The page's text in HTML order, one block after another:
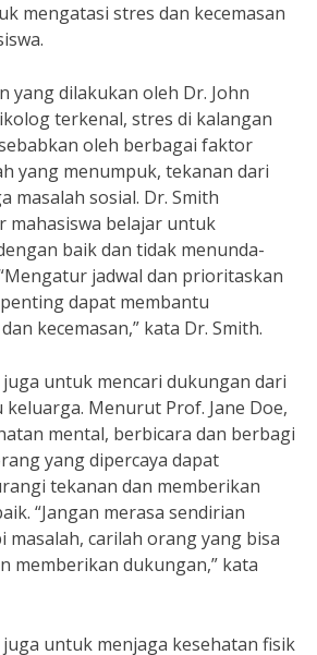
mengatasi stres dan kecemasan
yang dilakukan oleh Dr. John
terkenal, stres di kalangan
oleh berbagai faktor
yang menumpuk, tekanan dari
masalah sosial. Dr. Smith
mahasiswa belajar untuk
baik dan tidak menunda-
jadwal dan prioritaskan
dapat membantu
kecemasan,” kata Dr. Smith.
untuk mencari dukungan dari
Menurut Prof. Jane Doe,
mental, berbicara dan berbagi
yang dipercaya dapat
tekanan dan memberikan
“Jangan merasa sendirian
masalah, carilah orang yang bisa
memberikan dukungan,” kata
untuk menjaga kesehatan fisik